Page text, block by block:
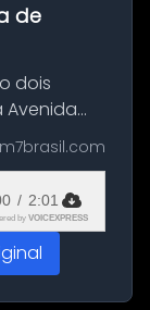
de
dois
feira
de
/ 2:01
by VOICEXPRESS